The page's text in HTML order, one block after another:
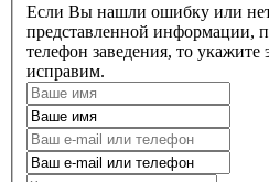
Если Вы нашли ошибку или
представленной информации,
телефон заведения, то
исправим.